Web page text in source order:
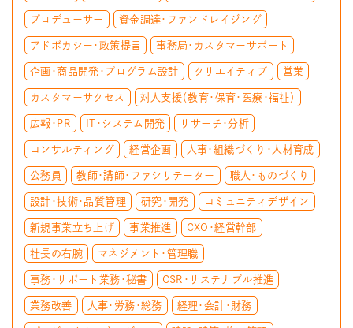
プロデューサー 資金調達・ファンドレイジング
アドボカシー・政策提言 事務局・カスタマーサポート
企画・商品開発・プログラム設計 クリエイティブ 営業
カスタマーサクセス 対人支援（教育・保育・医療・福祉）
広報・PR IT・システム開発 リサーチ・分析
コンサルティング 経営企画 人事・組織づくり・人材育成
公務員 教師・講師・ファシリテーター 職人・ものづくり
設計・技術・品質管理 研究・開発 コミュニティデザイン
新規事業立ち上げ 事業推進 CXO・経営幹部
社長の右腕 マネジメント・管理職
事務・サポート業務・秘書 CSR・サステナブル推進
業務改善 人事・労務・総務 経理・会計・財務